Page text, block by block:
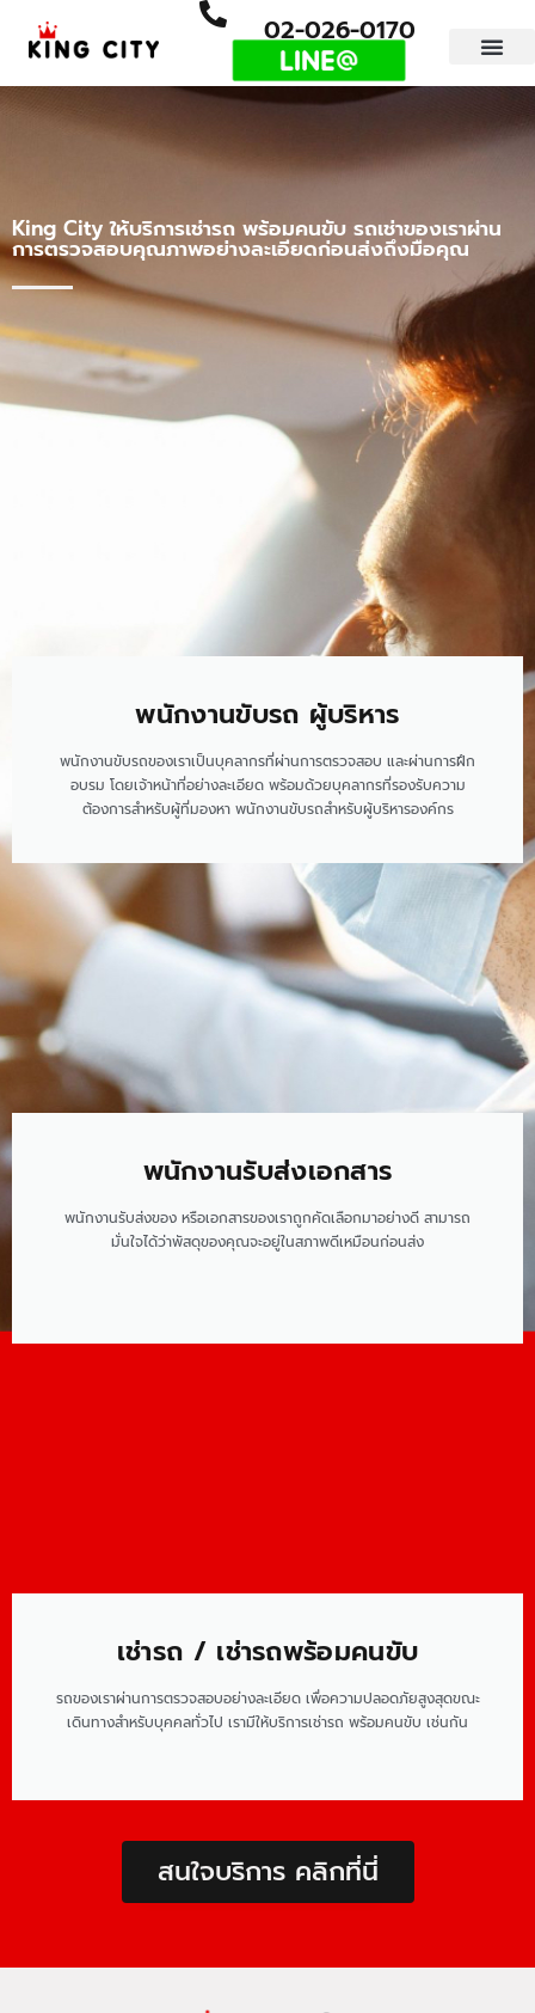
02-026-0170
King City ให้บริการเช่ารถ พร้อมคนขับ รถเช่าของเราผ่าน
การตรวจสอบคุณภาพอย่างละเอียดก่อนส่งถึงมือคุณ
พนักงานขับรถ ผู้บริหาร​
พนักงานขับรถของเราเป็นบุคลากรที่ผ่านการตรวจสอบ และผ่านการฝึก
อบรม โดยเจ้าหน้าที่อย่างละเอียด พร้อมด้วยบุคลากรที่รองรับความ
ต้องการสำหรับผู้ที่มองหา พนักงานขับรถสำหรับผู้บริหารองค์กร
พนักงานรับส่งเอกสาร​
พนักงานรับส่งของ หรือเอกสารของเราถูกคัดเลือกมาอย่างดี สามารถ
มั่นใจได้ว่าพัสดุของคุณจะอยู่ในสภาพดีเหมือนก่อนส่ง
เช่ารถ / เช่ารถพร้อมคนขับ
รถของเราผ่านการตรวจสอบอย่างละเอียด เพื่อความปลอดภัยสูงสุดขณะ
เดินทางสำหรับบุคคลทั่วไป เรามีให้บริการเช่ารถ พร้อมคนขับ เช่นกัน
สนใจบริการ คลิกที่นี่